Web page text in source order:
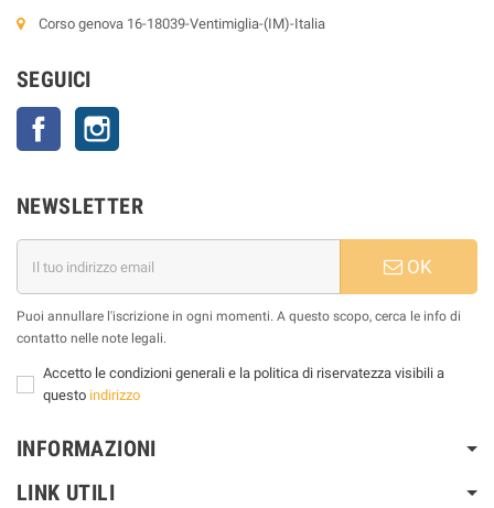
Corso genova 16-18039-Ventimiglia-(IM)-Italia
SEGUICI
Facebook
NEWSLETTER
OK
Puoi annullare l'iscrizione in ogni momenti. A questo scopo, cerca le info di
contatto nelle note legali.
Accetto le condizioni generali e la politica di riservatezza visibili a
questo indirizzo
INFORMAZIONI
LINK UTILI